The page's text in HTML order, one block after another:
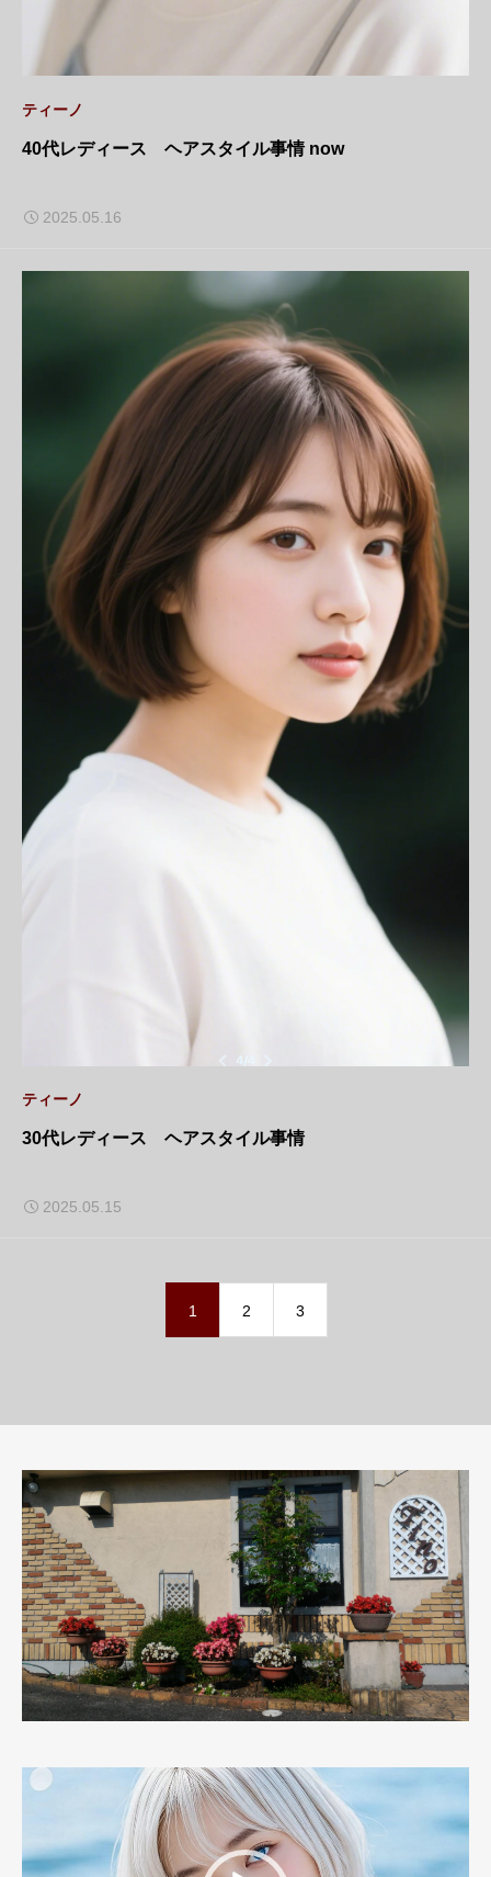
ティーノ
40代レディース ヘアスタイル事情 now
2025.05.16
ティーノ
30代レディース ヘアスタイル事情
2025.05.15
1 2 3
動
画
ヤ
ー